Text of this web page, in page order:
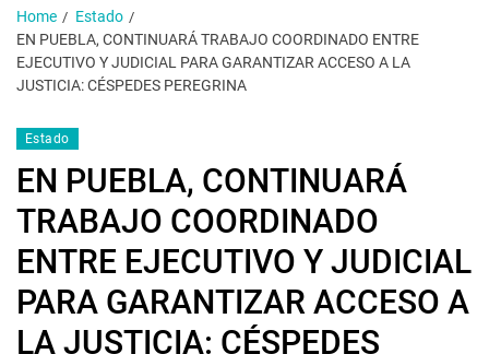
Home
Estado
EN PUEBLA, CONTINUARÁ TRABAJO COORDINADO ENTRE
EJECUTIVO Y JUDICIAL PARA GARANTIZAR ACCESO A LA
JUSTICIA: CÉSPEDES PEREGRINA
Estado
EN PUEBLA, CONTINUARÁ
TRABAJO COORDINADO
ENTRE EJECUTIVO Y JUDICIAL
PARA GARANTIZAR ACCESO A
LA JUSTICIA: CÉSPEDES